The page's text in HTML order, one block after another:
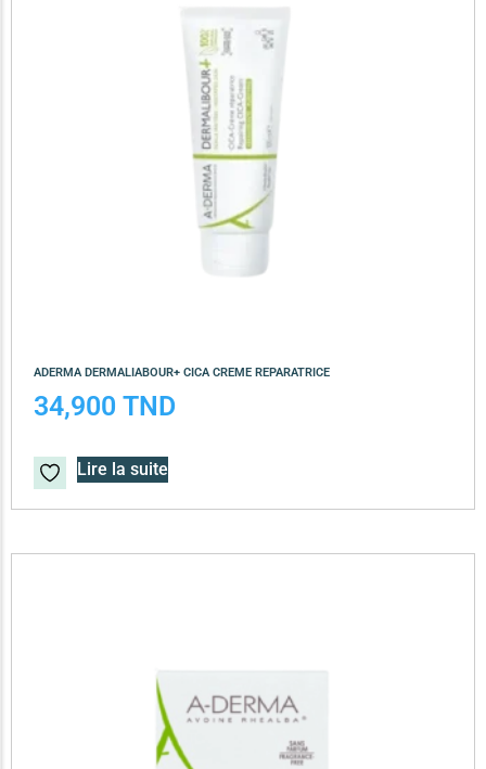
ADERMA DERMALIABOUR+ CICA CREME REPARATRICE
34,900 TND
Lire la suite